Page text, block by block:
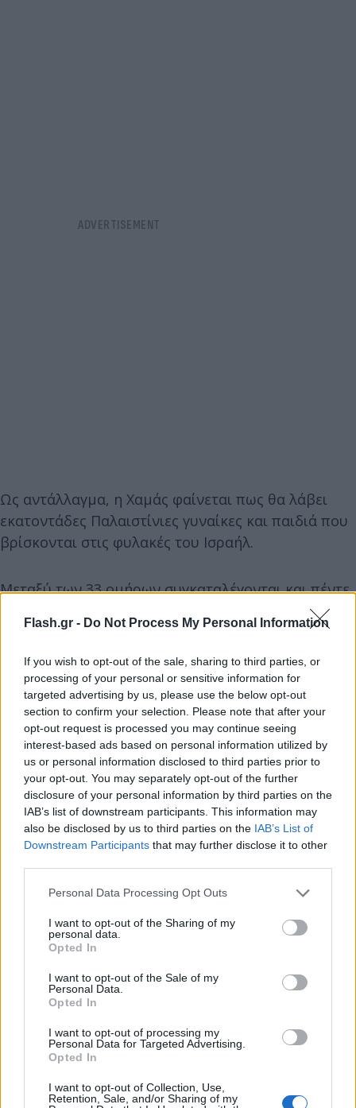
Flash.gr - Do Not Process My Personal Information
If you wish to opt-out of the sale, sharing to third parties, or
processing of your personal or sensitive information for
targeted advertising by us, please use the below opt-out
section to confirm your selection. Please note that after your
opt-out request is processed you may continue seeing
interest-based ads based on personal information utilized by
us or personal information disclosed to third parties prior to
your opt-out. You may separately opt-out of the further
disclosure of your personal information by third parties on the
IAB’s list of downstream participants. This information may
also be disclosed by us to third parties on the IAB’s List of
Downstream Participants that may further disclose it to other
Please note that this website/app uses one or more Google
not limited to your visit or usage behaviour. You may click to
grant or deny consent to Google and its third-party tags to
use your data for below specified purposes in below Google
consent section.
Personal Data Processing Opt Outs
I want to opt-out of the Sharing of my
personal data.
Opted In
I want to opt-out of the Sale of my
Personal Data.
Opted In
I want to opt-out of processing my
Personal Data for Targeted Advertising.
Opted In
I want to opt-out of Collection, Use,
Retention, Sale, and/or Sharing of my
Ως αντάλλαγμα, η Χαμάς φαίνεται πως θα λάβει
εκατοντάδες Παλαιστίνιες γυναίκες και παιδιά που
βρίσκονται στις φυλακές του Ισραήλ.
Μεταξύ των 33 ομήρων συγκαταλέγονται και πέντε
γυναίκες στρατιώτες, καθεμία από τις οποίες θα
απελευθερωθεί με αντάλλαγμα 50 Παλαιστίνιους
κρατούμενους, συμπεριλαμβανομένων 30
καταδικασμένων κρατουμένων ασφαλείας που
εκτίουν ισόβια κάθειρξη.
Αισιόδοξο το Κατάρ
Οι διαπραγματεύσεις στη Ντόχα για εκεχειρία στη
Γάζα και συμφωνία απελευθέρωσης ομήρων
βρίσκονταν στα «τελικά τους στάδια», αναφέρει το
υπουργείο Εξωτερικών του Κατάρ.